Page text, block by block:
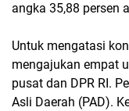
angka 35,88 persen
Untuk mengatasi
mengajukan empat
pusat dan DPR RI.
Asli Daerah (PAD).